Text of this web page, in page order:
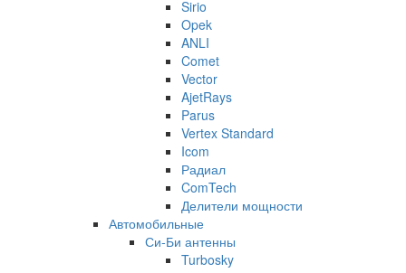
Sirio
Opek
ANLI
Comet
Vector
AjetRays
Parus
Vertex Standard
Icom
Радиал
ComTech
Делители мощности
Автомобильные
Си-Би антенны
Turbosky